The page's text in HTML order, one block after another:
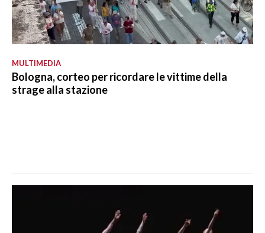
MULTIMEDIA
Bologna, corteo per ricordare le vittime della
strage alla stazione